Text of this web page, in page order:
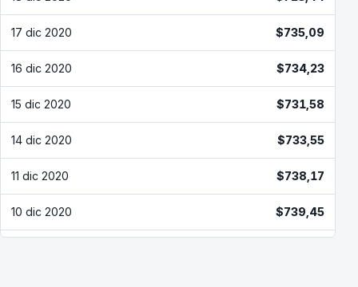
17 dic 2020 $735,09
16 dic 2020 $734,23
15 dic 2020 $731,58
14 dic 2020 $733,55
11 dic 2020 $738,17
10 dic 2020 $739,45